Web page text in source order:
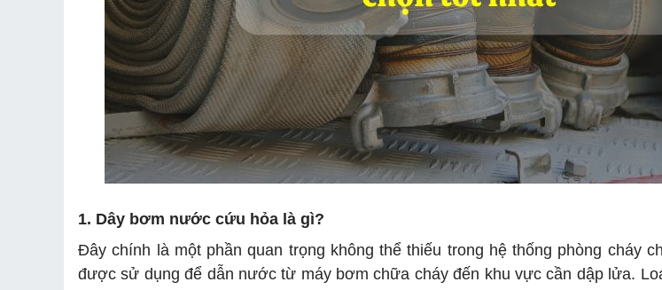
1. Dây bơm nước cứu hỏa là gì?
Đây chính là một phần quan trọng không thể thiếu trong hệ thống phòng cháy
được sử dụng để dẫn nước từ máy bơm chữa cháy đến khu vực cần dập lửa.